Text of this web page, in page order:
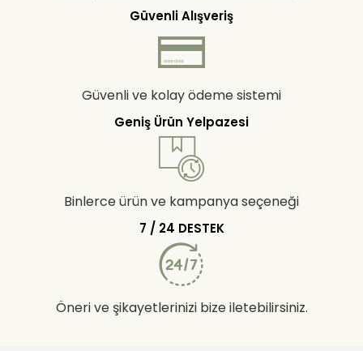
Güvenli Alışveriş
Güvenli ve kolay ödeme sistemi
Geniş Ürün Yelpazesi
Binlerce ürün ve kampanya seçeneği
7 / 24 DESTEK
Öneri ve şikayetlerinizi bize iletebilirsiniz.